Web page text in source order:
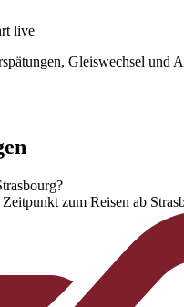
live
Gleiswechsel und
zum Reisen ab